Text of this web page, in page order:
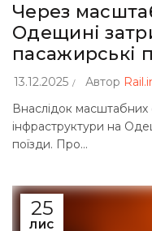
Через
Одещині
пасажирські
13.12.2025 Автор
Внаслідок масштабних
інфраструктури на
поїзди. Про...
25
ЛИС